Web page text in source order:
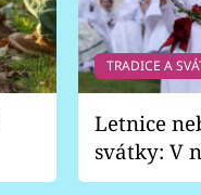
TRADICE A
Letnice
svátky: V
pondělí